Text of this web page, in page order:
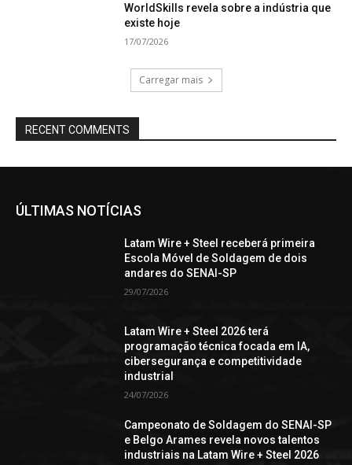
WorldSkills revela sobre a indústria que
existe hoje
17/07/2026
Carregar mais
RECENT COMMENTS
ÚLTIMAS NOTÍCIAS
Latam Wire + Steel receberá primeira
Escola Móvel de Soldagem de dois
andares do SENAI-SP
29/07/2026
Latam Wire + Steel 2026 terá
programação técnica focada em IA,
cibersegurança e competitividade
industrial
24/07/2026
Campeonato de Soldagem do SENAI-SP
e Belgo Arames revela novos talentos
industriais na Latam Wire + Steel 2026